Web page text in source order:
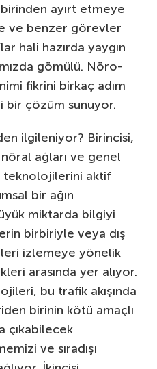
ayırt etmeye
ve benzer görevler
hali hazırda yaygın
gömülü. Nöro-
fikrini birkaç adım
bir çözüm sunuyor.
ilgileniyor? Birincisi,
ağları ve genel
teknolojilerini aktif
bir ağın
miktarda bilgiyi
birbiriyle veya dış
izlemeye yönelik
arasında yer alıyor.
bu trafik akışında
birinin kötü amaçlı
çıkabilecek
ve sıradışı